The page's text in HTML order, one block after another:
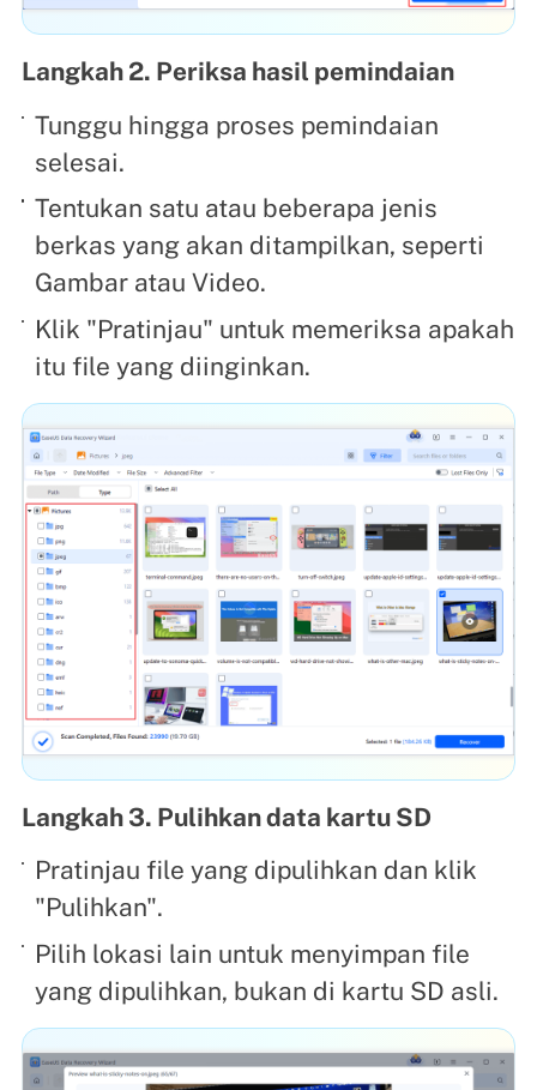
Langkah 2. Periksa hasil pemindaian
Tunggu hingga proses pemindaian
selesai.
Tentukan satu atau beberapa jenis
berkas yang akan ditampilkan, seperti
Gambar atau Video.
Klik "Pratinjau" untuk memeriksa apakah
itu file yang diinginkan.
Langkah 3. Pulihkan data kartu SD
Pratinjau file yang dipulihkan dan klik
"Pulihkan".
Pilih lokasi lain untuk menyimpan file
yang dipulihkan, bukan di kartu SD asli.